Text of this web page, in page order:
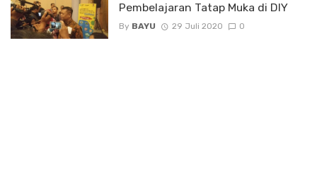
Pembelajaran Tatap Muka di DIY
By BAYU 29 Juli 2020 0